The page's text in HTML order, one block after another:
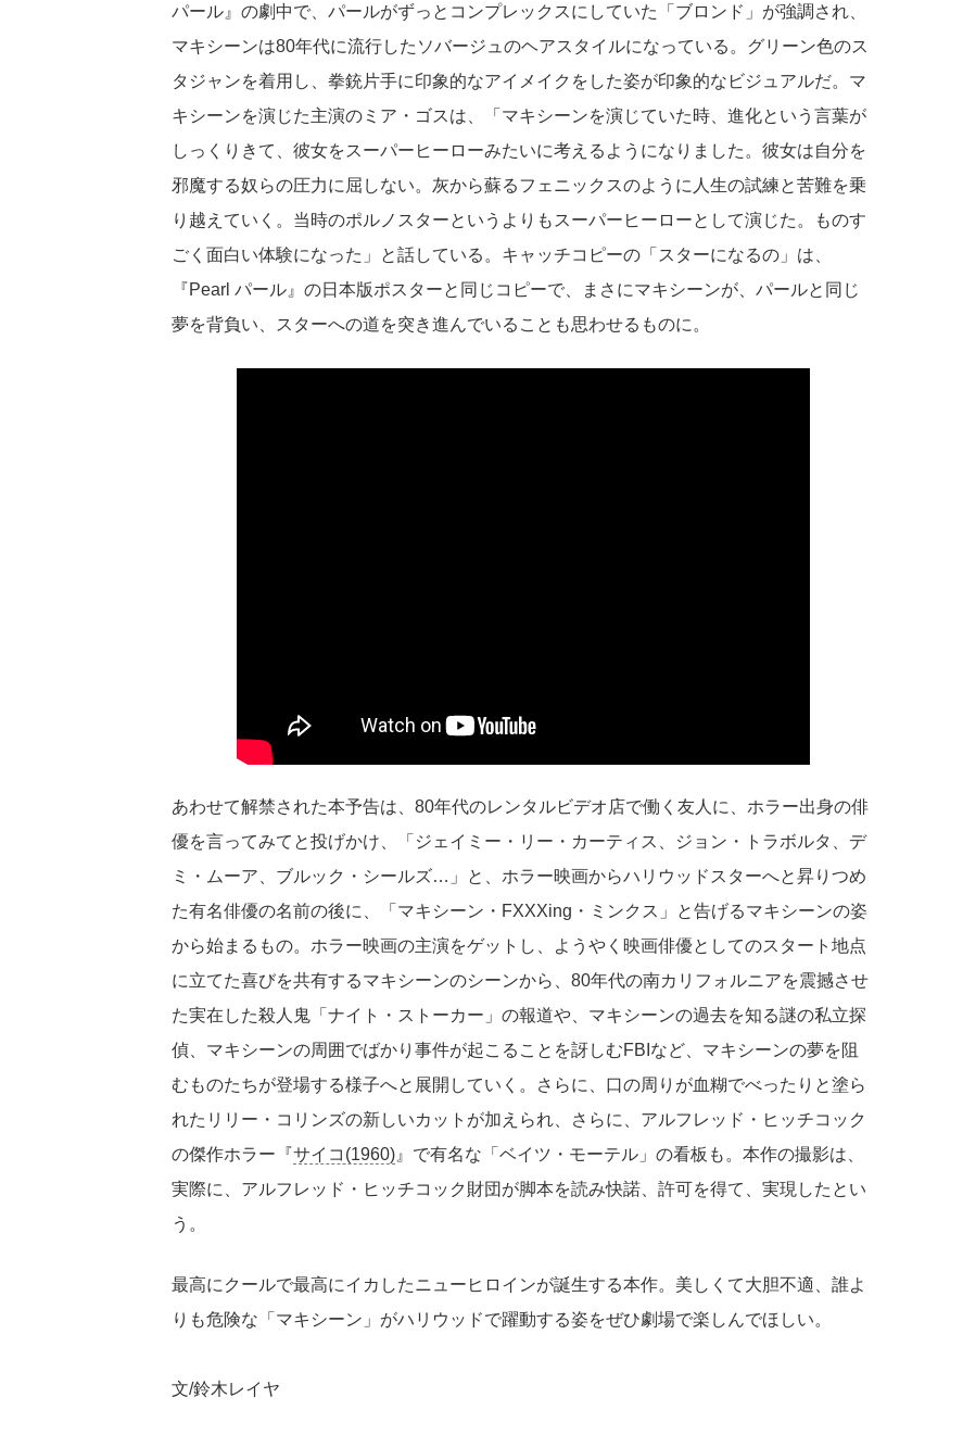
パール』の劇中で、パールがずっとコンプレックスにしていた「ブロンド」が強調され、
マキシーンは80年代に流行したソバージュのヘアスタイルになっている。グリーン色のス
タジャンを着用し、拳銃片手に印象的なアイメイクをした姿が印象的なビジュアルだ。マ
キシーンを演じた主演のミア・ゴスは、「マキシーンを演じていた時、進化という⾔葉が
しっくりきて、彼⼥をスーパーヒーローみたいに考えるようになりました。彼⼥は⾃分を
邪魔する奴らの圧⼒に屈しない。灰から蘇るフェニックスのように⼈⽣の試練と苦難を乗
り越えていく。当時のポルノスターというよりもスーパーヒーローとして演じた。ものす
ごく⾯⽩い体験になった」と話している。キャッチコピーの「スターになるの」は、
『Pearl パール』の⽇本版ポスターと同じコピーで、まさにマキシーンが、パールと同じ
夢を背負い、スターへの道を突き進んでいることも思わせるものに。
あわせて解禁された本予告は、80年代のレンタルビデオ店で働く友人に、ホラー出身の俳
優を言ってみてと投げかけ、「ジェイミー・リー・カーティス、ジョン・トラボルタ、デ
ミ・ムーア、ブルック・シールズ…」と、ホラー映画からハリウッドスターへと昇りつめ
た有名俳優の名前の後に、「マキシーン・FXXXing・ミンクス」と告げるマキシーンの姿
から始まるもの。ホラー映画の主演をゲットし、ようやく映画俳優としてのスタート地点
に立てた喜びを共有するマキシーンのシーンから、80年代の南カリフォルニアを震撼させ
た実在した殺人鬼「ナイト・ストーカー」の報道や、マキシーンの過去を知る謎の私立探
偵、マキシーンの周囲でばかり事件が起こることを訝しむFBIなど、マキシーンの夢を阻
むものたちが登場する様子へと展開していく。さらに、口の周りが血糊でべったりと塗ら
れたリリー・コリンズの新しいカットが加えられ、さらに、アルフレッド・ヒッチコック
の傑作ホラー『サイコ(1960) 』で有名な「ベイツ・モーテル」の看板も。本作の撮影は、
実際に、アルフレッド・ヒッチコック財団が脚本を読み快諾、許可を得て、実現したとい
う。
最高にクールで最高にイカしたニューヒロインが誕生する本作。美しくて大胆不適、誰よ
りも危険な「マキシーン」がハリウッドで躍動する姿をぜひ劇場で楽しんでほしい。
文/鈴木レイヤ